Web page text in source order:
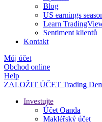
Blog
US earnings
Learn
Sentiment klientů
Kontakt
Můj účet
Obchod online
Help
ZALOŽIT ÚČET Trading
Investujte
Účet Oanda
Makléřský účet